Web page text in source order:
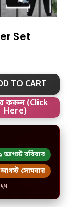
Set
TO CART
করুন (Click
Here)
আগস্ট রবিবার
আগস্ট সোমবার